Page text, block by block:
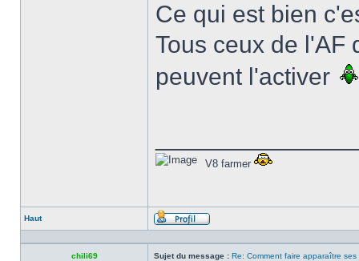
Ce qui est bien
Tous ceux de l'AF
peuvent l'activer
V8 farmer
Haut
Profil
chili69 Sujet du message : Re: Comment faire apparaître ses